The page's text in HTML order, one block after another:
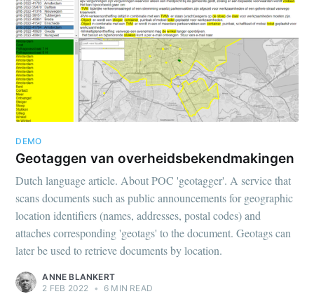
DEMO
Geotaggen van overheidsbekendmakingen
Dutch language article. About POC 'geotagger'. A service that
scans documents such as public announcements for geographic
location identifiers (names, addresses, postal codes) and
attaches corresponding 'geotags' to the document. Geotags can
later be used to retrieve documents by location.
ANNE BLANKERT
2 FEB 2022
• 6 MIN READ